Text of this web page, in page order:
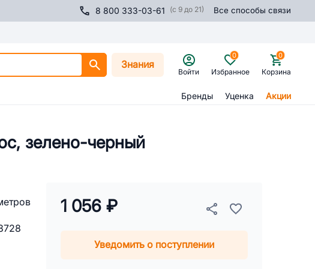
8 800 333-03-61 (с 9 до 21) Все способы связи
Знания
Войти Избранное
0
Корзина
0
Бренды Уценка Акции
зелено-черный
1 056 ₽
Уведомить о поступлении